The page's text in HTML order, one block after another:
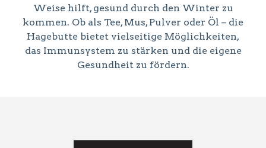
Weise hilft, gesund durch den Winter zu
kommen. Ob als Tee, Mus, Pulver oder Öl – die
Hagebutte bietet vielseitige Möglichkeiten,
das Immunsystem zu stärken und die eigene
Gesundheit zu fördern.